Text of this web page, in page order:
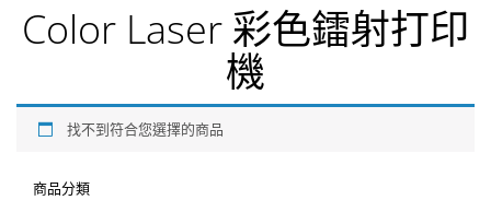
Color Laser 彩色鐳射打印
機
找不到符合您選擇的商品
商品分類